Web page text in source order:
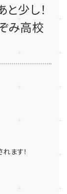
少し！
み高校
ます！